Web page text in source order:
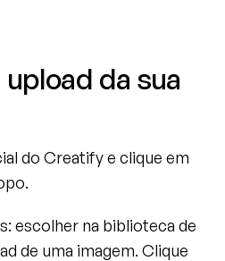
upload da sua
do Creatify e clique em
escolher na biblioteca de
de uma imagem. Clique